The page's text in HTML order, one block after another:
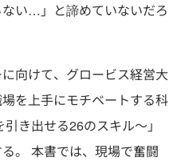
い…」と諦めていないだろ
向けて、グロービス経営大
を上手にモチベートする科
き出せる26のスキル～」
。 本書では、現場で奮闘